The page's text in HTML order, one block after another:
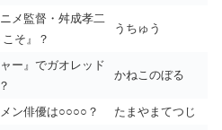
メ監督・舛成孝二
そ』？
うちゅう
ー』でガオレッド
かねこのぼる
ン俳優は○○○○？
たまやまてつじ